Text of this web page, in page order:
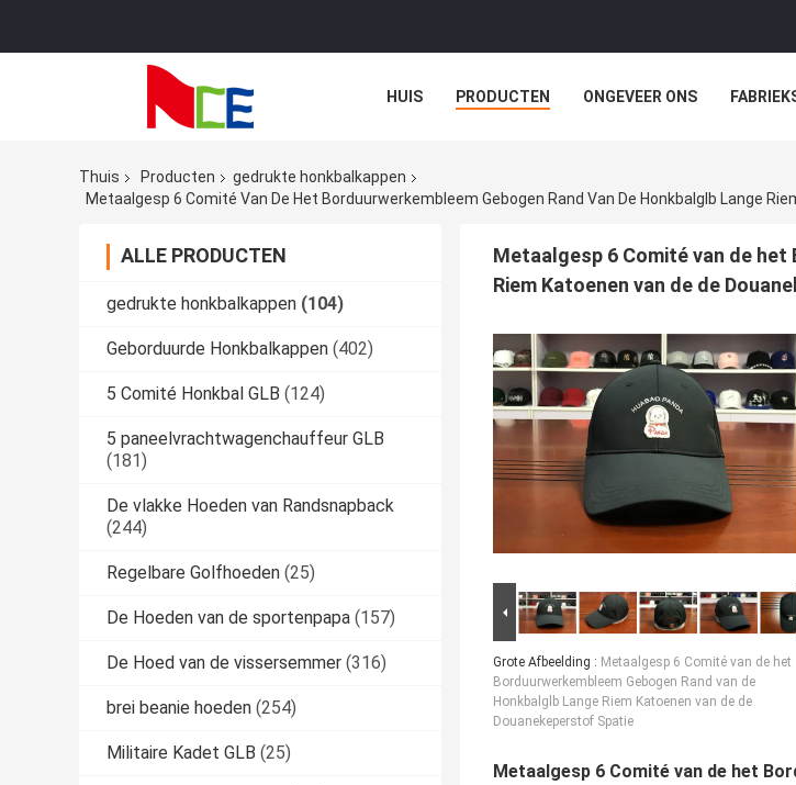
HUIS PRODUCTEN ONGEVEER ONS
Thuis Producten
gedrukte honkbalkappen
Metaalgesp 6 Comité Van De Het Borduurwerkembleem Gebogen Rand Van De Honkbalglb Lange
ALLE PRODUCTEN
gedrukte honkbalkappen (104)
Geborduurde Honkbalkappen (402)
5 Comité Honkbal GLB (124)
5 paneelvrachtwagenchauffeur GLB
(181)
De vlakke Hoeden van Randsnapback
(244)
Regelbare Golfhoeden (25)
De Hoeden van de sportenpapa (157)
De Hoed van de vissersemmer (316)
brei beanie hoeden (254)
Militaire Kadet GLB (25)
Metaalgesp 6 Comité van de het
Riem Katoenen van de de
Grote Afbeelding : Metaalgesp 6 Comité van de het
Borduurwerkembleem Gebogen Rand van de
Honkbalglb Lange Riem Katoenen van de de
Douanekeperstof Spatie
Metaalgesp 6 Comité van de het